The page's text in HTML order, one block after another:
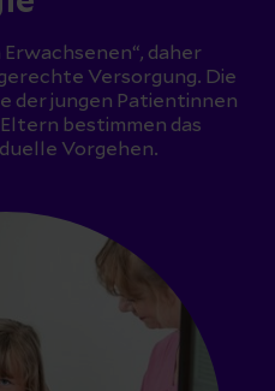
Erwachsenen“, daher
Versorgung. Die
der jungen Patientinnen
bestimmen das
Vorgehen.